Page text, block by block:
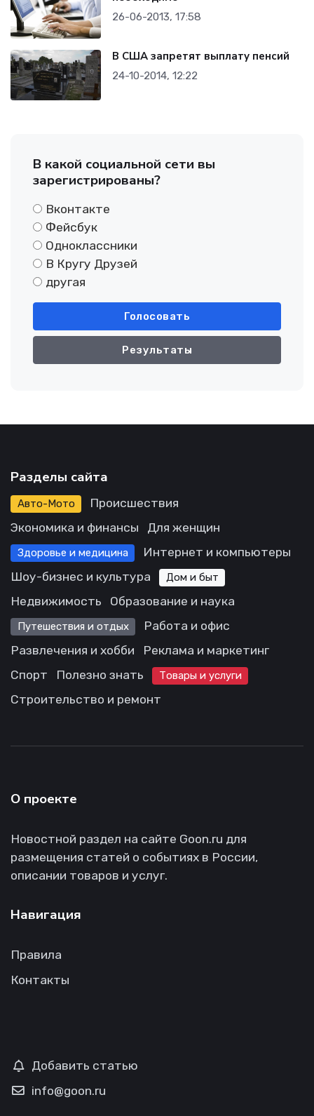
26-06-2013, 17:58
В США запретят выплату пенсий
24-10-2014, 12:22
В какой социальной сети вы
зарегистрированы?
Вконтакте
Фейсбук
Одноклассники
В Кругу Друзей
другая
Голосовать
Результаты
Разделы сайта
Авто-Мото
Происшествия
Экономика и финансы
Для женщин
Здоровье и медицина
Интернет и компьютеры
Шоу-бизнес и культура
Дом и быт
Недвижимость Образование и наука
Путешествия и отдых
Работа и офис
Развлечения и хобби
Реклама и маркетинг
Спорт
Полезно знать Товары и услуги
Строительство и ремонт
О проекте
Новостной раздел на сайте Goon.ru для
размещения статей о событиях в России,
описании товаров и услуг.
Навигация
Правила
Контакты
Добавить статью
info@goon.ru